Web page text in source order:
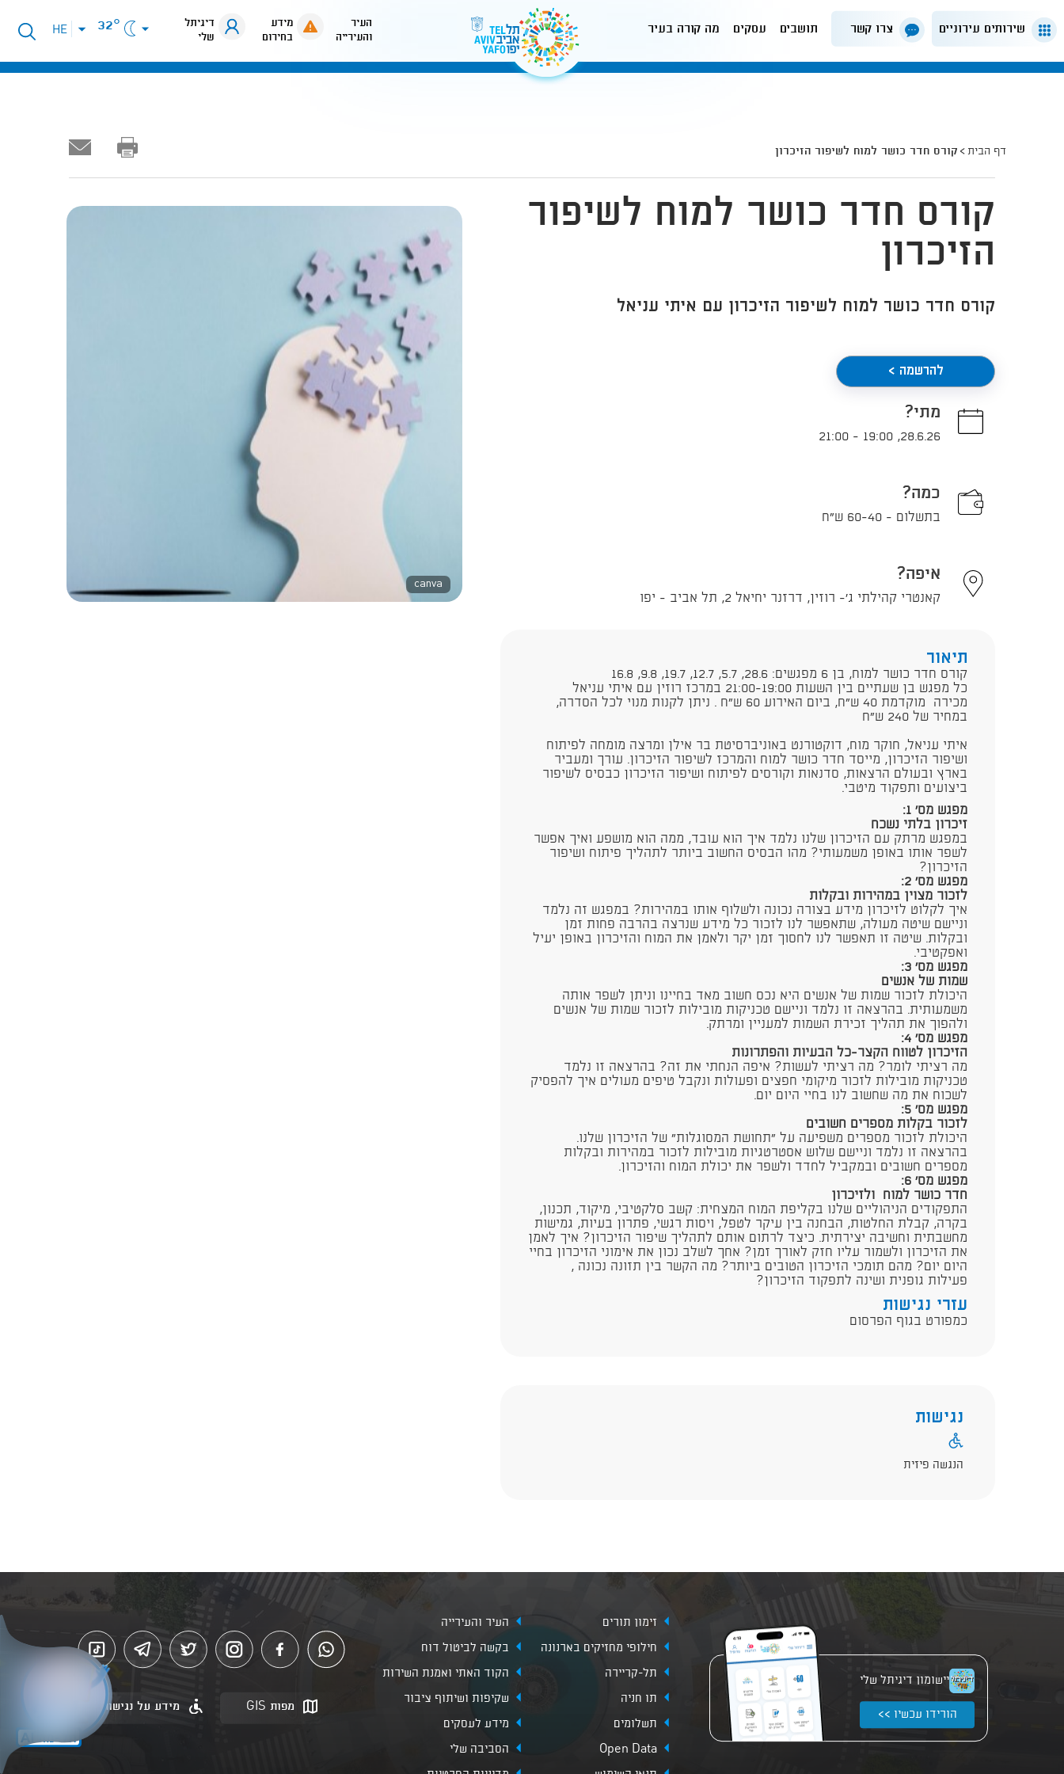
שירותים עירוניים צרו קשר תושבים עסקים מה קורה בעיר
העיר
והעירייה
מידע
בחירום
דיגיתל
שלי
32°
פתיחת
תפריט
HE
דף הבית קורס חדר כושר למוח לשיפור הזיכרון
canva
קורס חדר כושר למוח לשיפור
הזיכרון
קורס חדר כושר למוח לשיפור הזיכרון עם איתי עניאל
להרשמה >
מתי?
28.6.26
,
19:00
-
21:00
כמה?
בתשלום - 60-40 ש"ח
איפה?
קאנטרי קהילתי ג'- רוזין, דרזנר יחיאל 2, תל אביב - יפו
תיאור
קורס חדר כושר למוח, בן 6 מפגשים: 28.6, 5.7, 12.7, 19.7, 9.8, 16.8
כל מפגש בן שעתיים בין השעות 21:00-19:00 במרכז רוזין עם איתי עניאל
מכירה מוקדמת 40 ש"ח, ביום האירוע 60 ש"ח . ניתן לקנות מנוי לכל הסדרה,
במחיר של 240 ש"ח
איתי עניאל, חוקר מוח, דוקטורנט באוניברסיטת בר אילן ומרצה מומחה לפיתוח
ושיפור הזיכרון, מייסד חדר כושר למוח והמרכז לשיפור הזיכרון. עורך ומעביר
בארץ ובעולם הרצאות, סדנאות וקורסים לפיתוח ושיפור הזיכרון כבסיס לשיפור
ביצועים ותפקוד מיטבי.
מפגש מס' 1:
זיכרון בלתי נשכח
במפגש מרתק עם הזיכרון שלנו נלמד איך הוא עובד, ממה הוא מושפע ואיך אפשר
לשפר אותו באופן משמעותי? מהו הבסיס החשוב ביותר לתהליך פיתוח ושיפור
הזיכרון?
מפגש מס' 2:
לזכור מצוין במהירות ובקלות
איך לקלוט לזיכרון מידע בצורה נכונה ולשלוף אותו במהירות? במפגש זה נלמד
וניישם שיטה מעולה, שתאפשר לנו לזכור כל מידע שנרצה בהרבה פחות זמן
ובקלות. שיטה זו תאפשר לנו לחסוך זמן יקר ולאמן את המוח והזיכרון באופן יעיל
ואפקטיבי.
מפגש מס' 3:
שמות של אנשים
היכולת לזכור שמות של אנשים היא נכס חשוב מאד בחיינו וניתן לשפר אותה
משמעותית. בהרצאה זו נלמד וניישם טכניקות מובילות לזכור שמות של אנשים
ולהפוך את תהליך זכירת השמות למעניין ומרתק.
מפגש מס' 4:
הזיכרון לטווח הקצר-כל הבעיות והפתרונות
מה רציתי לומר? מה רציתי לעשות? איפה הנחתי את זה? בהרצאה זו נלמד
טכניקות מובילות לזכור מיקומי חפצים ופעולות ונקבל טיפים מעולים איך להפסיק
לשכוח את מה שחשוב לנו בחיי היום יום.
מפגש מס' 5:
לזכור בקלות מספרים חשובים
היכולת לזכור מספרים משפיעה על "תחושת המסוגלות" של הזיכרון שלנו.
בהרצאה זו נלמד וניישם שלוש אסטרטגיות מובילות לזכור במהירות ובקלות
מספרים חשובים ובמקביל לחדד ולשפר את יכולת המוח והזיכרון.
מפגש מס' 6:
חדר כושר למוח ולזיכרון
התפקודים הניהוליים שלנו בקליפת המוח המצחית: קשב סלקטיבי, מיקוד, תכנון,
בקרה, קבלת החלטות, הבחנה בין עיקר לטפל, ויסות רגשי, פתרון בעיות, גמישות
מחשבתית וחשיבה יצירתית. כיצד לרתום אותם לתהליך שיפור הזיכרון? איך לאמן
את הזיכרון ולשמור עליו חזק לאורך זמן? אחך לשלב נכון את אימוני הזיכרון בחיי
היום יום? מהם תומכי הזיכרון הטובים ביותר? מה הקשר בין תזונה נכונה ,
פעילות גופנית ושינה לתפקוד הזיכרון?
עזרי נגישות
כמפורט בגוף הפרסום
נגישות
הנגשה פיזית
יישומון דיגיתל שלי
הורידו עכשיו >>
זימון תורים העיר והעירייה
חילופי מחזיקים בארנונה
בקשה לביטול דוח
תל-קריירה
הקוד האתי ואמנת השירות
תו חניה
שקיפות ושיתוף ציבור
תשלומים
מידע לעסקים
Open Data
הסביבה שלי
מפות GIS מידע על נגישות